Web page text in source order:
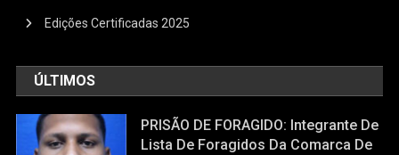
Edições Certificadas 2025
ÚLTIMOS
PRISÃO DE FORAGIDO: Integrante De
Lista De Foragidos Da Comarca De